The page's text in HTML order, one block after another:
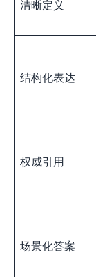
清晰定义
结构化表达
权威引用
场景化答案